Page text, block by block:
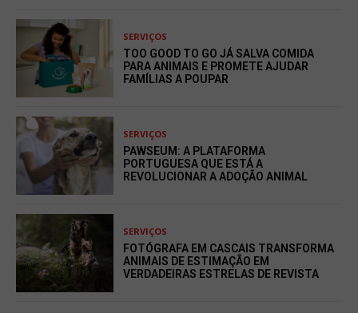
SERVIÇOS
TOO GOOD TO GO JÁ SALVA COMIDA
PARA ANIMAIS E PROMETE AJUDAR
FAMÍLIAS A POUPAR
SERVIÇOS
PAWSEUM: A PLATAFORMA
PORTUGUESA QUE ESTÁ A
REVOLUCIONAR A ADOÇÃO ANIMAL
SERVIÇOS
FOTÓGRAFA EM CASCAIS TRANSFORMA
ANIMAIS DE ESTIMAÇÃO EM
VERDADEIRAS ESTRELAS DE REVISTA